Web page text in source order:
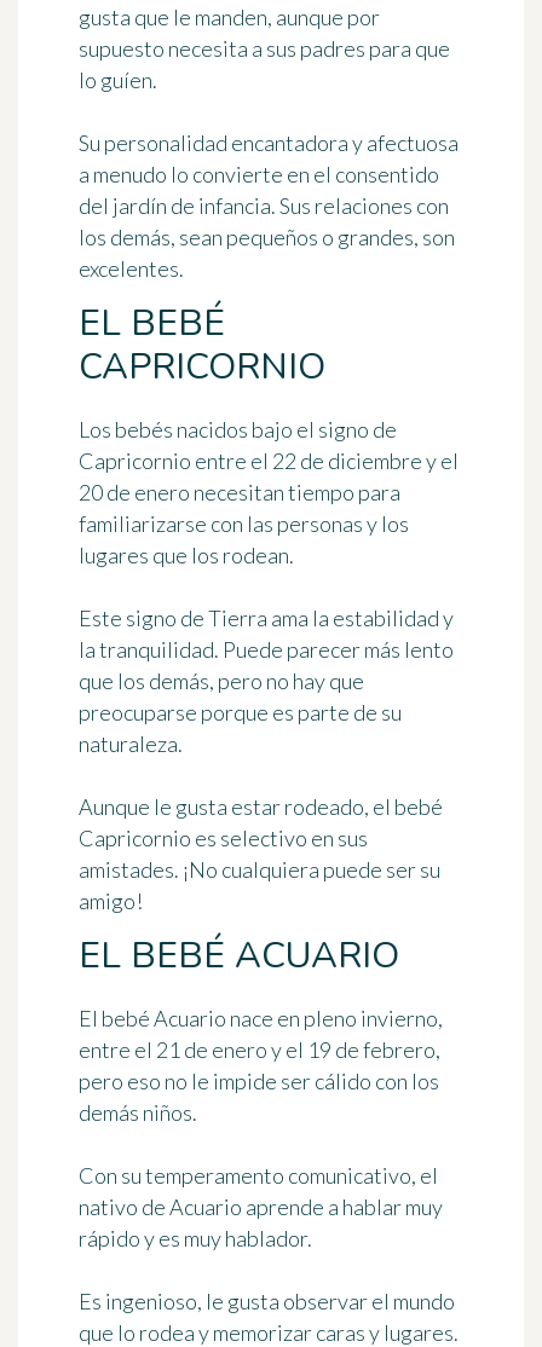
gusta que le manden, aunque por
supuesto necesita a sus padres para que
lo guíen.
Su personalidad encantadora y afectuosa
a menudo lo convierte en el consentido
del jardín de infancia. Sus relaciones con
los demás, sean pequeños o grandes, son
excelentes.
EL BEBÉ
CAPRICORNIO
Los bebés nacidos bajo el signo de
Capricornio entre el 22 de diciembre y el
20 de enero necesitan tiempo para
familiarizarse con las personas y los
lugares que los rodean.
Este signo de Tierra ama la estabilidad y
la tranquilidad. Puede parecer más lento
que los demás, pero no hay que
preocuparse porque es parte de su
naturaleza.
Aunque le gusta estar rodeado, el bebé
Capricornio es selectivo en sus
amistades. ¡No cualquiera puede ser su
amigo!
EL BEBÉ ACUARIO
El bebé Acuario nace en pleno invierno,
entre el 21 de enero y el 19 de febrero,
pero eso no le impide ser cálido con los
demás niños.
Con su temperamento comunicativo, el
nativo de Acuario aprende a hablar muy
rápido y es muy hablador.
Es ingenioso, le gusta observar el mundo
que lo rodea y memorizar caras y lugares.